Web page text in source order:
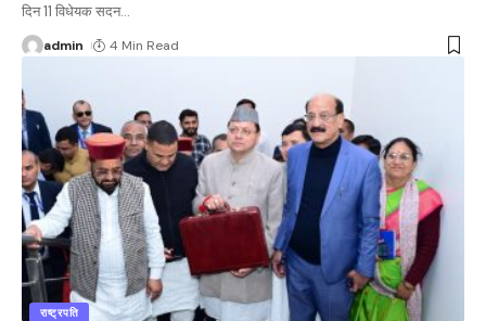
दिन 11 विधेयक सदन…
admin 4 Min Read
राष्ट्रपति